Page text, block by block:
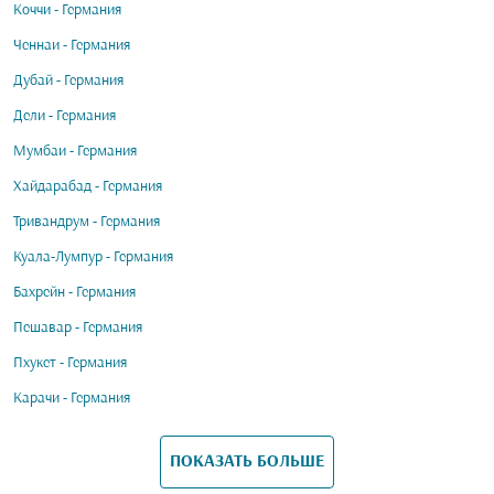
Коччи - Германия
Ченнаи - Германия
Дубай - Германия
Дели - Германия
Мумбаи - Германия
Хайдарабад - Германия
Тривандрум - Германия
Куала-Лумпур - Германия
Бахрейн - Германия
Пешавар - Германия
Пхукет - Германия
Карачи - Германия
ПОКАЗАТЬ БОЛЬШЕ